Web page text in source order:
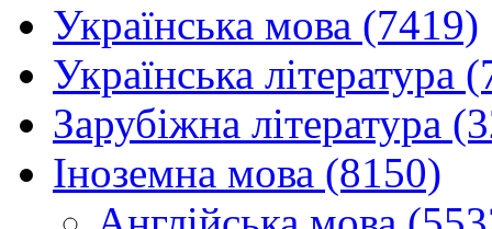
Українська мова (7419)
Українська література
Зарубіжна література
Іноземна мова (8150)